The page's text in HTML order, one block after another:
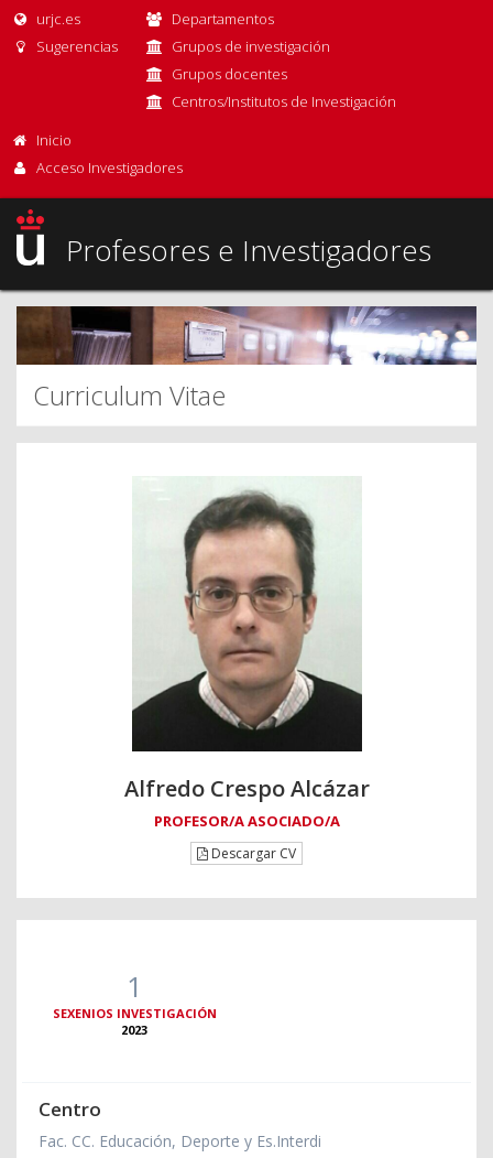
urjc.es
Sugerencias
Departamentos
Grupos de investigación
Grupos docentes
Centros/Institutos de Investigación
Inicio
Acceso Investigadores
Profesores e Investigadores
Curriculum Vitae
Alfredo Crespo Alcázar
PROFESOR/A ASOCIADO/A
Descargar CV
1
SEXENIOS INVESTIGACIÓN
2023
Centro
Fac. CC. Educación, Deporte y Es.Interdi